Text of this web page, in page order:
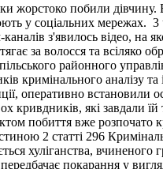
жорстоко побили дівчину.
у соціальних мережах. 3
з'явилось відео, на
за волосся та всіляко
районного
кримінального аналізу та
оперативно встановили
кривдників, які завдали їй
побиття вже розпочато
2 статті 296
хуліганства, вчиненого
передбачає покарання у